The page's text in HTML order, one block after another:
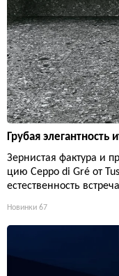
Грубая элегантность
Зернистая фактура и
цию Ceppo di Gré от
естественность
Новинки 67